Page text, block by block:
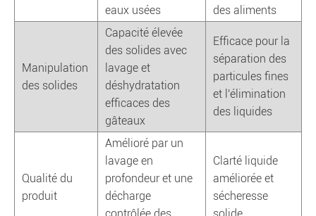
eaux usées
des aliments
Manipulation
des solides
Capacité élevée
des solides avec
lavage et
déshydratation
efficaces des
gâteaux
Efficace pour la
séparation des
particules fines
et l'élimination
des liquides
Qualité du
produit
Amélioré par un
lavage en
profondeur et une
décharge
Clarté liquide
améliorée et
sécheresse